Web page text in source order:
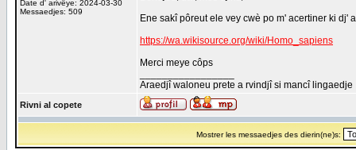
Date d' arivêye: 2024-03-30
Messaedjes: 509
Ene sakî pôreut ele vey cwè po m' acertiner ki dj'
https://wa.wikisource.org/wiki/Homo_sapiens
Merci meye côps
Araedjî waloneu prete a rvindjî si mancî lingaedje
Rivni al copete
Mostrer les messaedjes des dierin(ne)s: